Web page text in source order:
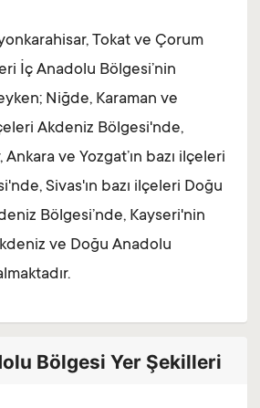
Tokat ve Çorum
İç Anadolu Bölgesi’nin
Niğde, Karaman ve
Akdeniz Bölgesi'nde,
Ankara ve Yozgat’ın bazı ilçeleri
Sivas'ın bazı ilçeleri Doğu
Bölgesi’nde, Kayseri'nin
ve Doğu Anadolu
Bölgesi Yer Şekilleri